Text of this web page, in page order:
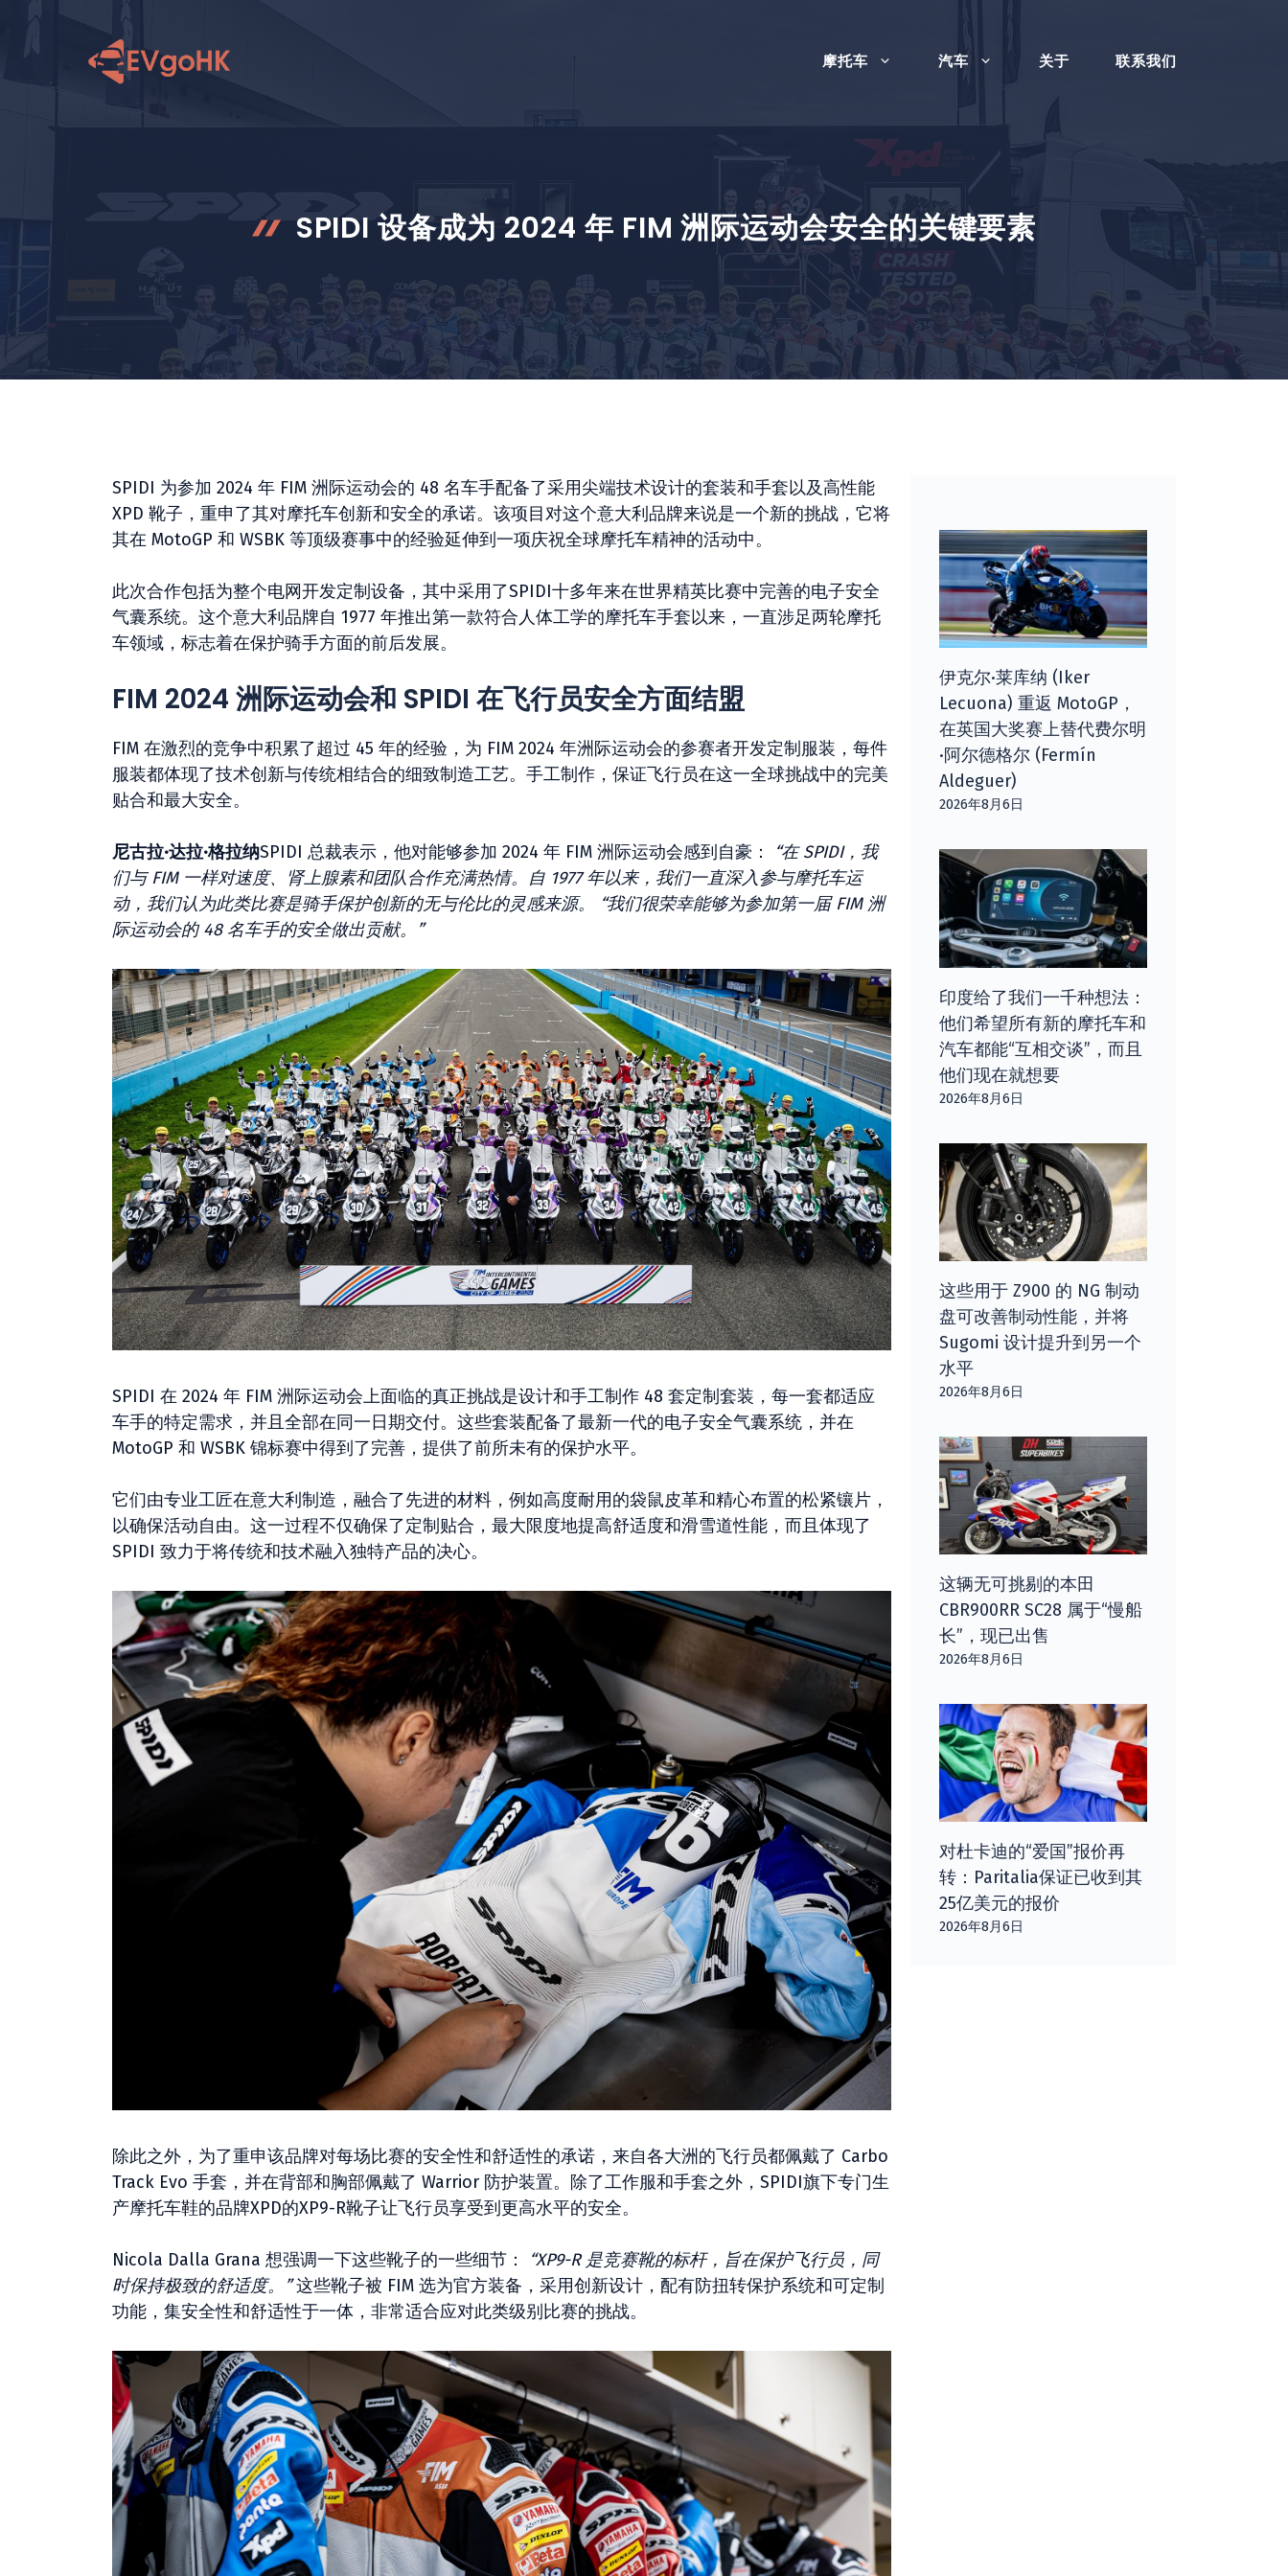
摩托车 汽车 关于 联系我们
SPIDI 设备成为 2024 年 FIM 洲际运动会安全的关键要素
SPIDI 为参加 2024 年 FIM 洲际运动会的 48 名车手配备了采用尖端技术设计的套装和手套以及高性能
XPD 靴子，重申了其对摩托车创新和安全的承诺。该项目对这个意大利品牌来说是一个新的挑战，它将
其在 MotoGP 和 WSBK 等顶级赛事中的经验延伸到一项庆祝全球摩托车精神的活动中。
此次合作包括为整个电网开发定制设备，其中采用了SPIDI十多年来在世界精英比赛中完善的电子安全
气囊系统。这个意大利品牌自 1977 年推出第一款符合人体工学的摩托车手套以来，一直涉足两轮摩托
车领域，标志着在保护骑手方面的前后发展。
FIM 2024 洲际运动会和 SPIDI 在飞行员安全方面结盟
FIM 在激烈的竞争中积累了超过 45 年的经验，为 FIM 2024 年洲际运动会的参赛者开发定制服装，每件
服装都体现了技术创新与传统相结合的细致制造工艺。手工制作，保证飞行员在这一全球挑战中的完美
贴合和最大安全。
尼古拉·达拉·格拉纳SPIDI 总裁表示，他对能够参加 2024 年 FIM 洲际运动会感到自豪：
“在 SPIDI，我
们与 FIM 一样对速度、肾上腺​​素和团队合作充满热情。自 1977 年以来，我们一直深入参与摩托车运
动，我们认为此类比赛是骑手保护创新的无与伦比的灵感来源。 “我们很荣幸能够为参加第一届 FIM 洲
际运动会的 48 名车手的安全做出贡献。”
SPIDI 在 2024 年 FIM 洲际运动会上面临的真正挑战是设计和手工制作 48 套定制套装，每一套都适应
车手的特定需求，并且全部在同一日期交付。这些套装配备了最新一代的电子安全气囊系统，并在
MotoGP 和 WSBK 锦标赛中得到了完善，提供了前所未有的保护水平。
它们由专业工匠在意大利制造，融合了先进的材料，例如高度耐用的袋鼠皮革和精心布置的松紧镶片，
以确保活动自由。这一过程不仅确保了定制贴合，最大限度地提高舒适度和滑雪道性能，而且体现了
SPIDI 致力于将传统和技术融入独特产品的决心。
除此之外，为了重申该品牌对每场比赛的安全性和舒适性的承诺，来自各大洲的飞行员都佩戴了 Carbo
Track Evo 手套，并在背部和胸部佩戴了 Warrior 防护装置。除了工作服和手套之外，SPIDI旗下专门生
产摩托车鞋的品牌XPD的XP9-R靴子让飞行员享受到更高水平的安全。
Nicola Dalla Grana 想强调一下这些靴子的一些细节：
“XP9-R 是竞赛靴的标杆，旨在保护飞行员，同
时保持极致的舒适度。”这些靴子被 FIM 选为官方装备，采用创新设计，配有防扭转保护系统和可定制
功能，集安全性和舒适性于一体，非常适合应对此类级别比赛的挑战。
伊克尔·莱库纳 (Iker
Lecuona) 重返 MotoGP，
在英国大奖赛上替代费尔明
·阿尔德格尔 (Fermín
Aldeguer)
2026年8月6日
印度给了我们一千种想法：
他们希望所有新的摩托车和
汽车都能“互相交谈”，而且
他们现在就想要
2026年8月6日
这些用于 Z900 的 NG 制动
盘可改善制动性能，并将
Sugomi 设计提升到另一个
水平
2026年8月6日
这辆无可挑剔的本田
CBR900RR SC28 属于“慢船
长”，现已出售
2026年8月6日
对杜卡迪的“爱国”报价再
转：Paritalia保证已收到其
25亿美元的报价
2026年8月6日